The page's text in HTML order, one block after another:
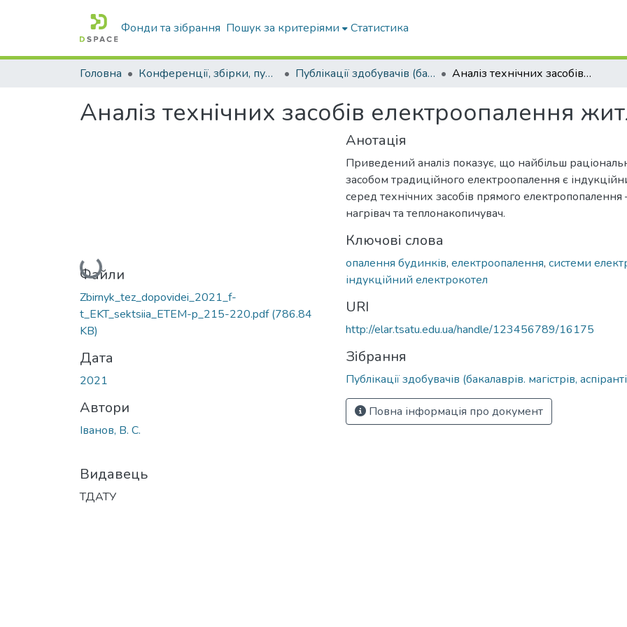
Фонди та зібрання Пошук за критеріями Статистика
Головна Конференції, збірки, публікації молодих вчених і здобувачів : магістрів, бакалаврів, аспірантів. Публікації здобувачів (бакалаврів. магістрів, аспірантів) Аналіз технічних засобів електроопалення житлових приміщень
Аналіз технічних засобів електроопалення
Вантажиться...
Файли
Zbirnyk_tez_dopovidei_2021_f-
t_EKT_sektsiia_ETEM-p_215-220.pdf(786.84
KB)
Дата
2021
Автори
Іванов, В. С.
Видавець
ТДАТУ
Анотація
Приведений аналіз показує, що найбільш
засобом традиційного електроопалення є
серед технічних засобів прямого електропопалення
нагрівач та теплонакопичувач.
Ключові слова
опалення будинків, електроопалення, системи
індукційний електрокотел
URI
http://elar.tsatu.edu.ua/handle/123456789/16175
Зібрання
Публікації здобувачів (бакалаврів. магістрів,
Повна інформація про документ